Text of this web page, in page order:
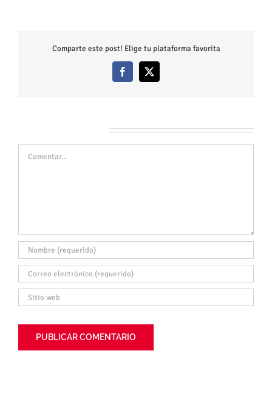
Comparte este post! Elige tu plataforma favorita
Facebook
X